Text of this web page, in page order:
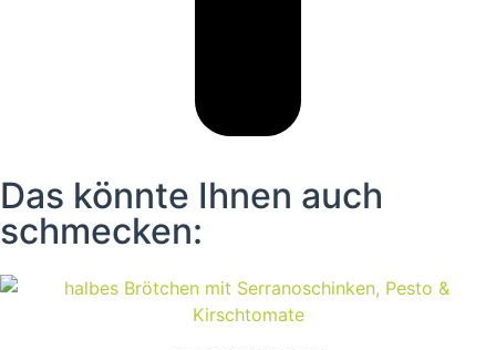
Das könnte Ihnen auch
schmecken:
In den Warenkorb